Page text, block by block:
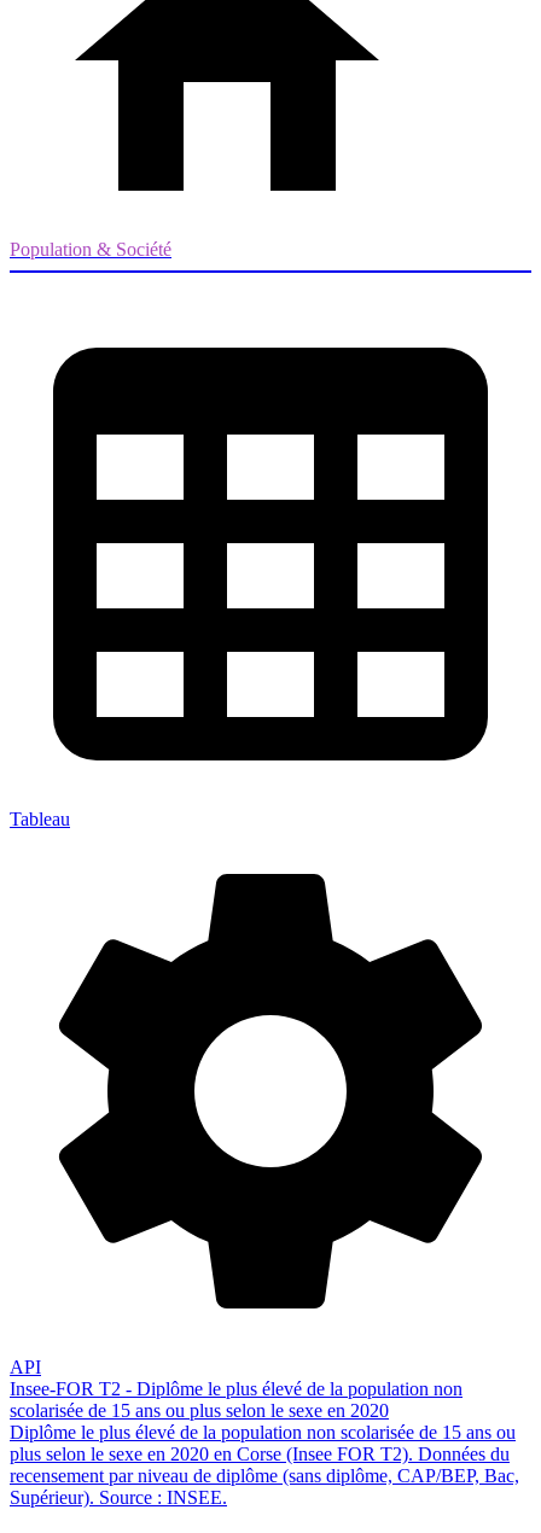
Population & Société
Tableau
API
Insee-FOR T2 - Diplôme le plus élevé de la population non
scolarisée de 15 ans ou plus selon le sexe en 2020
Diplôme le plus élevé de la population non scolarisée de 15 ans ou
plus selon le sexe en 2020 en Corse (Insee FOR T2). Données du
recensement par niveau de diplôme (sans diplôme, CAP/BEP, Bac,
Supérieur). Source : INSEE.